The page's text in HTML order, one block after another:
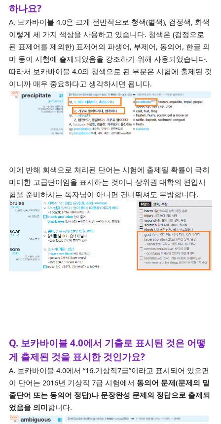
하나요?
A. 보카바이블 4.0은 크게 전반적으로 청색(별색), 검정색, 회색
이렇게 세 가지 색상을 사용하고 있습니다. 청색은 (검정으로
된 표제어를 제외한) 표제어의 파생어, 부제어, 동의어, 한글 의
미 등이 시험에 출제되었음을 강조하기 위해 사용되었습니다.
따라서 보카바이블 4.0의 청색으로 된 부분은 시험에 출제된 것
이니까 매우 중요하다고 생각하시면 됩니다.
이에 반해 회색으로 처리된 단어는 시험에 출제될 확률이 극히
미미한 고급단어임을 표시하는 것이니 상위권 대학의 편입시
험을 준비하시는 독자님이 아니면 건너뛰셔도 무방합니다.
Q. 보카바이블 4.0에서 기출로 표시된 것은 어떻
게 출제된 것을 표시한 것인가요?
A. 보카바이블 4.0에서 “16.기상직7급”이라고 표시되어 있으면
이 단어는 2016년 기상직 7급 시험에서 동의어 문제(문제의 밑
줄단어 또는 동의어 정답)나 문장완성 문제의 정답으로 출제되
었음을 의미합니다.